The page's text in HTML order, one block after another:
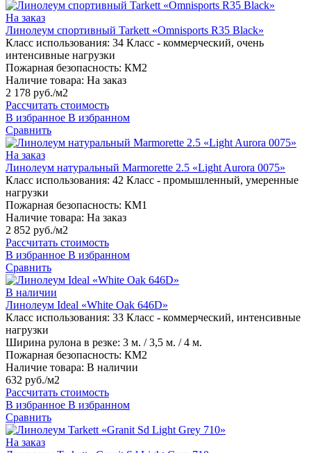
На заказ
Линолеум спортивный Tarkett «Omnisports R35 Black»
Класс использования: 34 Класс - коммерческий, очень
интенсивные нагрузки
Пожарная безопасность: КМ2
Наличие товара: На заказ
2 178 руб./м2
Рассчитать стоимость
В избранное В избранном
Сравнить
На заказ
Линолеум натуральный Marmorette 2.5 «Light Aurora 0075»
Класс использования: 42 Класс - промышленный, умеренные
нагрузки
Пожарная безопасность: КМ1
Наличие товара: На заказ
2 852 руб./м2
Рассчитать стоимость
В избранное В избранном
Сравнить
В наличии
Линолеум Ideal «White Oak 646D»
Класс использования: 33 Класс - коммерческий, интенсивные
нагрузки
Ширина рулона в резке: 3 м. / 3,5 м. / 4 м.
Пожарная безопасность: КМ2
Наличие товара: В наличии
632 руб./м2
Рассчитать стоимость
В избранное В избранном
Сравнить
На заказ